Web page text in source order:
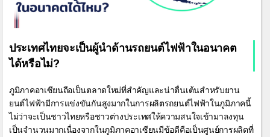
ประเทศไทยจะเป็นผู้นำด้านรถยนต์ไฟฟ้าในอนาคต
ได้หรือไม่?
ภูมิภาคอาเซียนถือเป็นตลาดใหม่ที่สำคัญและน่าตื่นเต้นสำหรับยาน
ยนต์ไฟฟ้ามีการแข่งขันกันสูงมากในการผลิตรถยนต์ไฟฟ้าในภูมิภาคนี้
ไม่ว่าจะเป็นชาวไทยหรือชาวต่างประเทศให้ความสนใจเข้ามาลงทุน
เป็นจำนวนมากเนื่องจากในภูมิภาคอาเซียนมีข้อดีคือเป็นศูนย์การผลิตที่